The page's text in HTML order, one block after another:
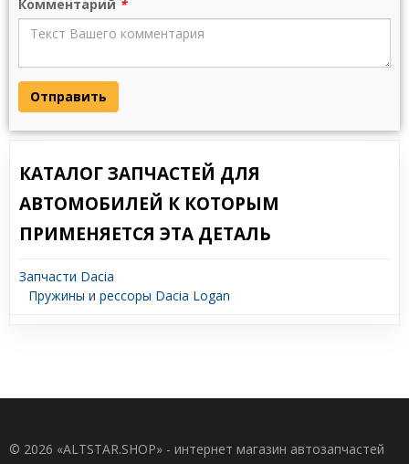
Комментарий *
Отправить
КАТАЛОГ ЗАПЧАСТЕЙ ДЛЯ
АВТОМОБИЛЕЙ К КОТОРЫМ
ПРИМЕНЯЕТСЯ ЭТА ДЕТАЛЬ
Запчасти Dacia
Пружины и рессоры Dacia Logan
© 2026 «ALTSTAR.SHOP» - интернет магазин автозапчастей